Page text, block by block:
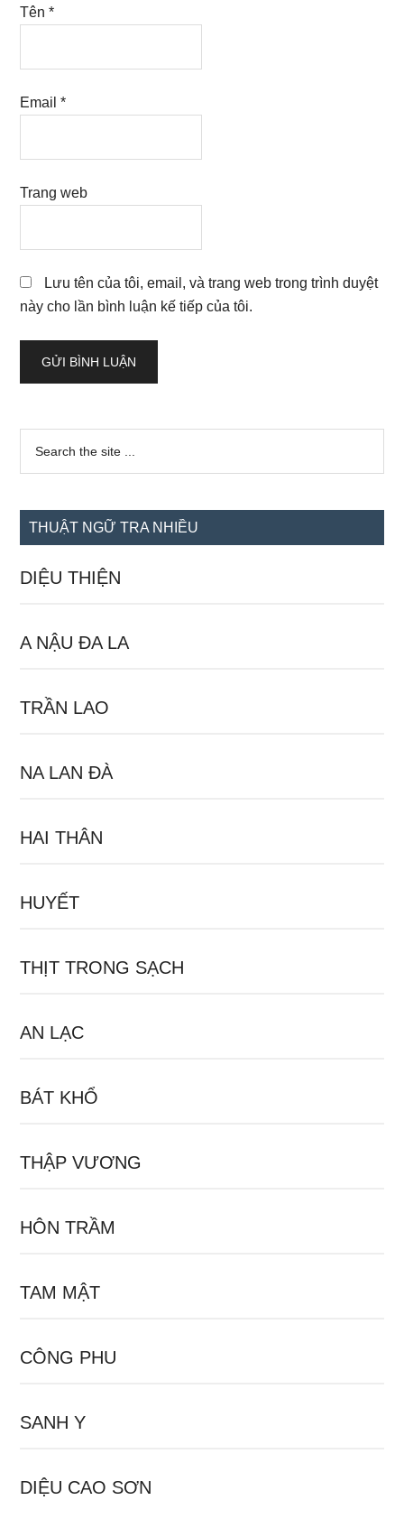
Tên*
Email*
Trang web
Lưu tên của tôi, email, và trang web trong trình duyệt
này cho lần bình luận kế tiếp của tôi.
Sidebar
chính
...
THUẬT NGỮ TRA NHIỀU
DIỆU THIỆN
A NẬU ĐA LA
TRẦN LAO
NA LAN ĐÀ
HAI THÂN
HUYẾT
THỊT TRONG SẠCH
AN LẠC
BÁT KHỔ
THẬP VƯƠNG
HÔN TRẦM
TAM MẬT
CÔNG PHU
SANH Y
DIỆU CAO SƠN